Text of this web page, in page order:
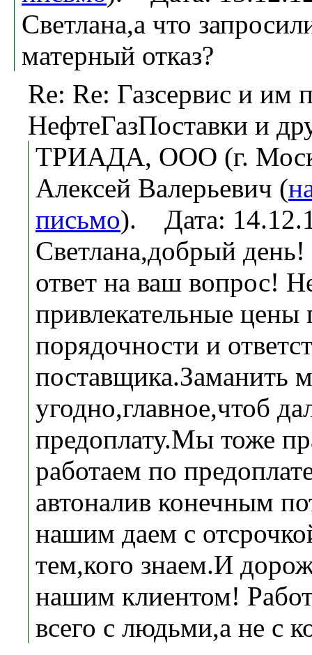
Светлана,а что
матерный отказ?
Re: Re: Газсервис и им
НефтеГазПоставки и
ТРИАДА, ООО (г.
Алексей Валерьевич (
письмо). Дата:
Светлана,добрый
ответ на ваш вопрос!
привлекательные цены
порядочности и
поставщика.Заманить
угодно,главное,чтоб
предоплату.Мы тоже
работаем по
автоналив конечным
нашим даем с
тем,кого знаем.И
нашим клиентом!
всего с людьми,а не с